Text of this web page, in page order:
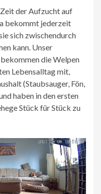
der Aufzucht auf
bekommt jederzeit
sich zwischendurch
kann. Unser
die Welpen
Lebensalltag mit,
(Staubsauger, Fön,
haben in den ersten
Stück für Stück zu